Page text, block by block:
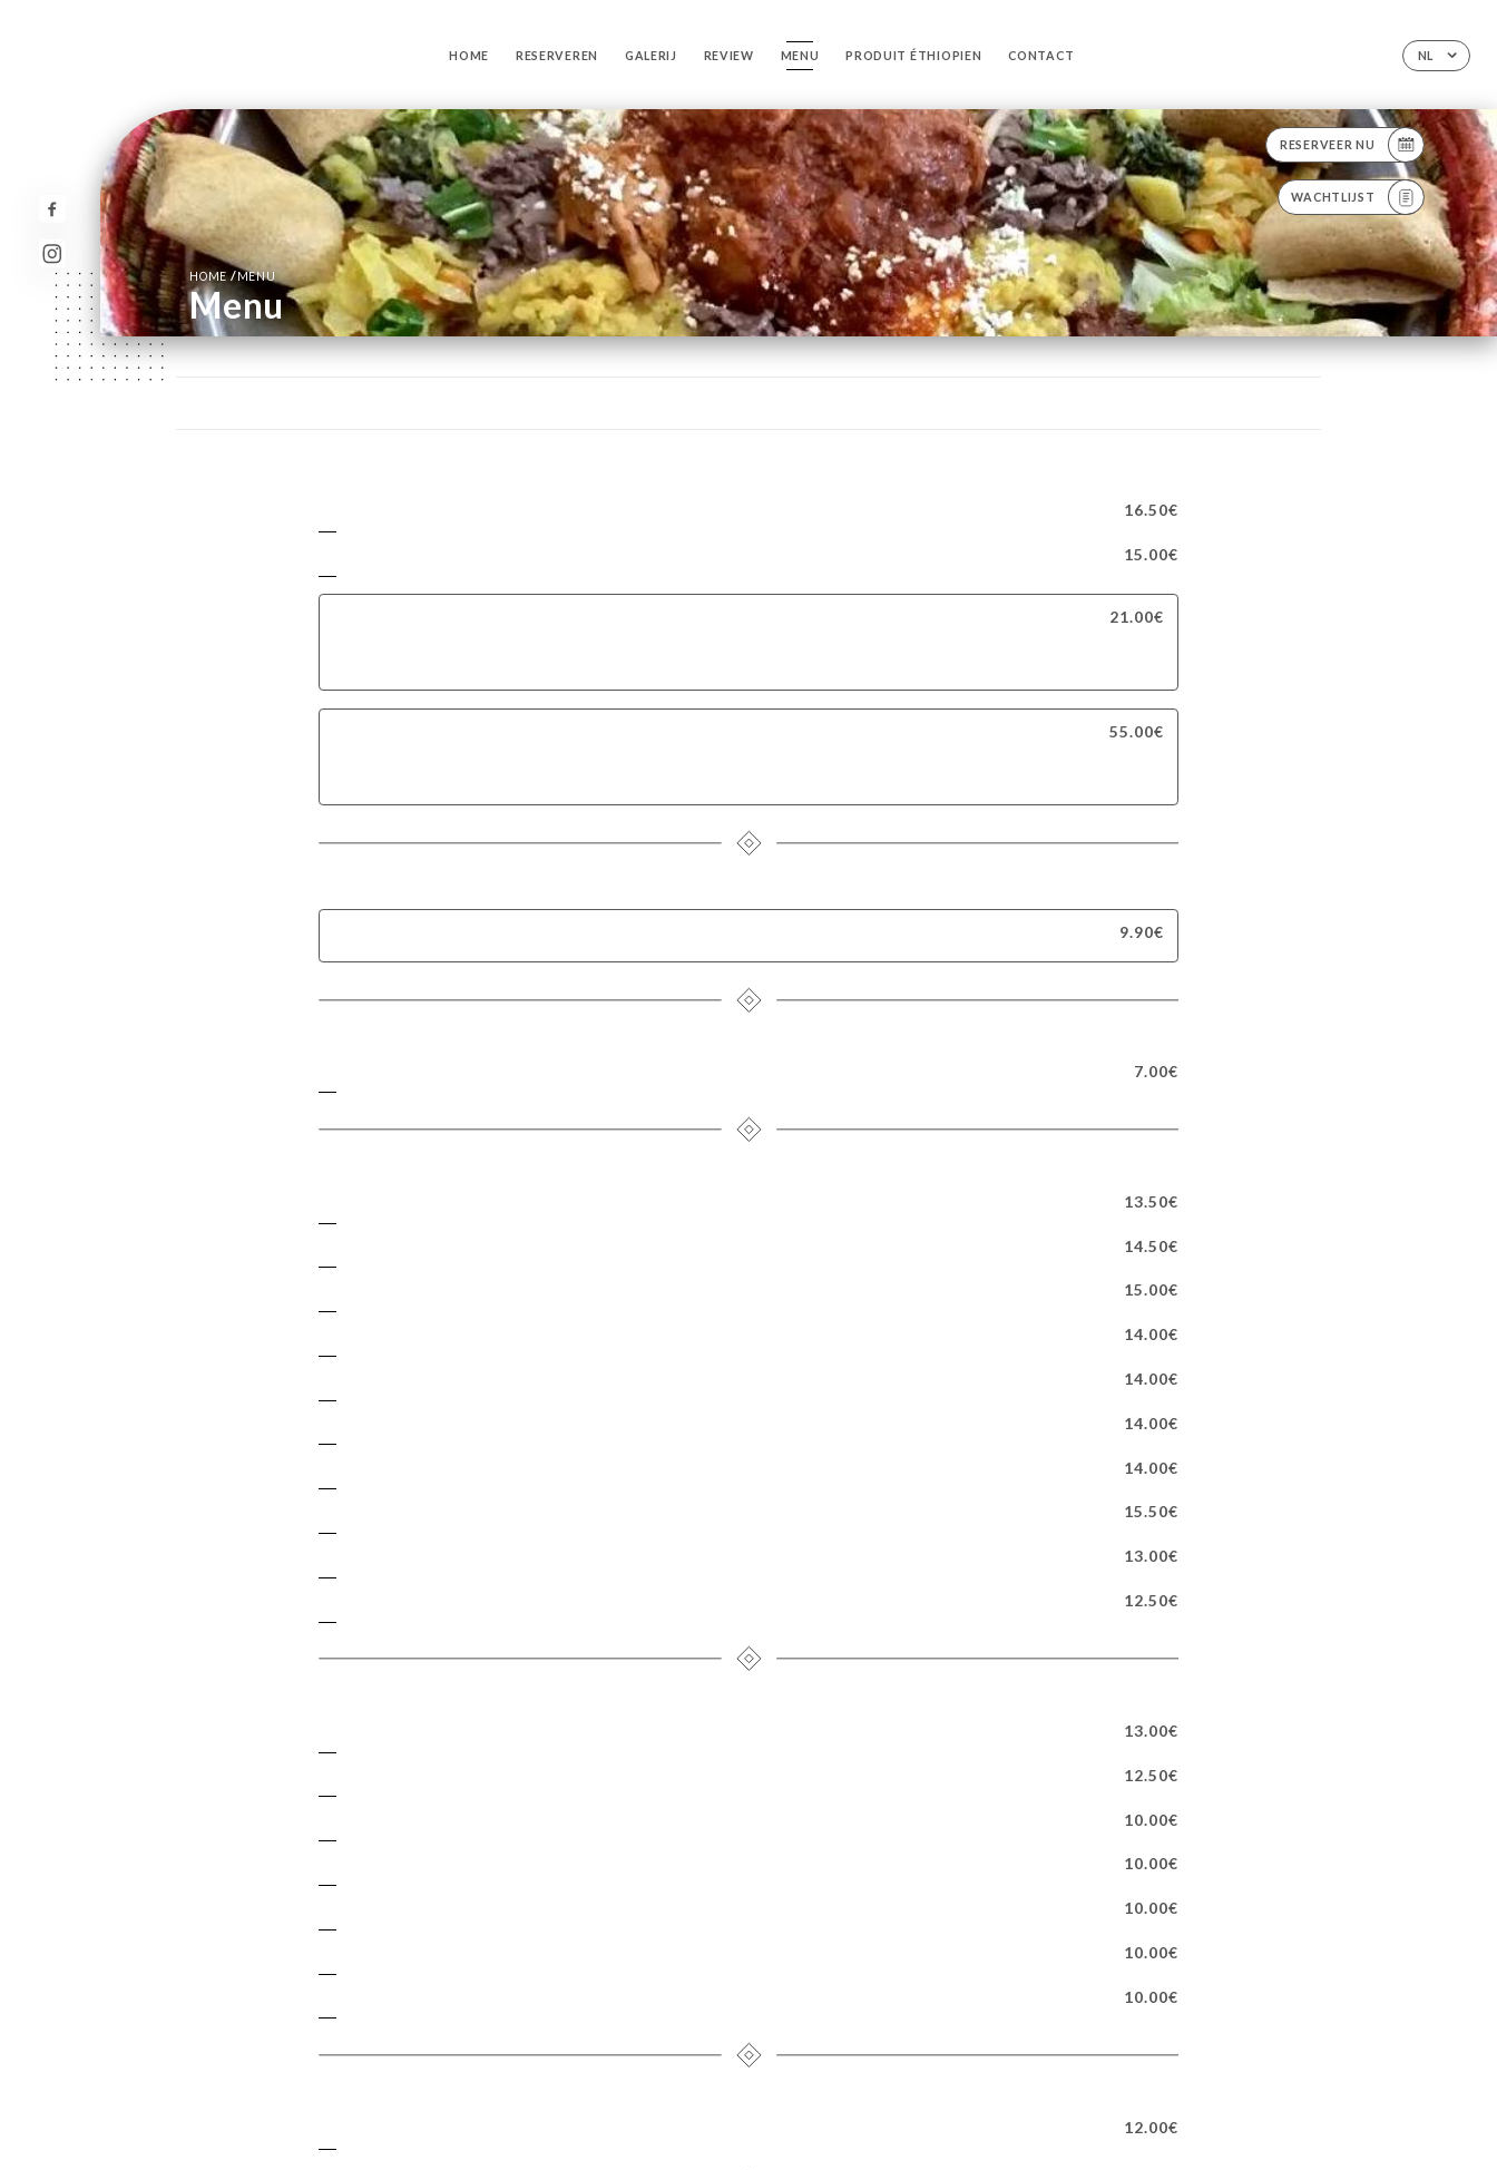
NL
HOME RESERVEREN GALERIJ REVIEW MENU PRODUIT ÉTHIOPIEN CONTACT
RESERVEER NU
WACHTLIJST
HOME/MENU
Menu
16.50€
15.00€
21.00€
55.00€
9.90€
7.00€
13.50€
14.50€
15.00€
14.00€
14.00€
14.00€
14.00€
15.50€
13.00€
12.50€
13.00€
12.50€
10.00€
10.00€
10.00€
10.00€
10.00€
12.00€